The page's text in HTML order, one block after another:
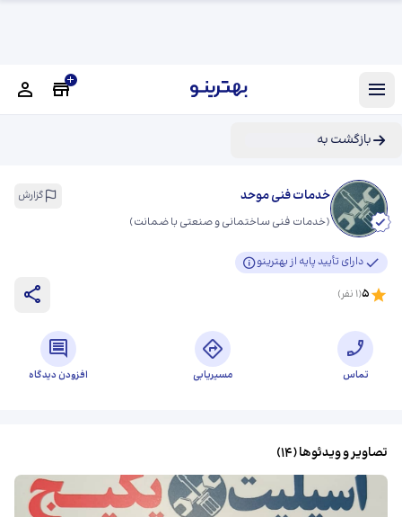
بازگشت به
خدمات فنی موحد گزارش
(خدمات فنی ساختمانی و صنعتی با ضمانت)
دارای تأیید پایه از بهترینو
5
(
1 نفر)
تماس مسیریابی افزودن دیدگاه
تصاویر و ویدئوها (14
)